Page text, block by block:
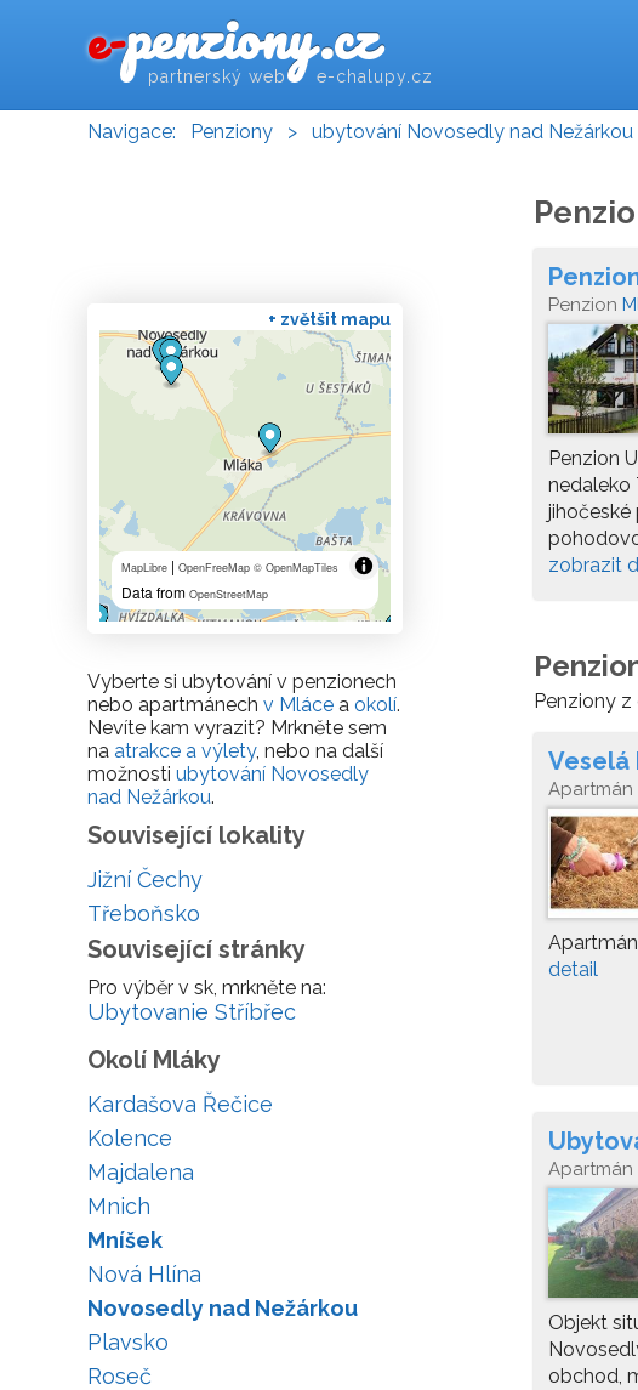
e-penziony.cz
partnerský web e-chalupy.cz
Navigace: Penziony > ubytování Novosedly nad Nežárkou
Penzion
Nežárkou
Penzion
nedaleko
zobrazit
Penziony
Veselá
Apartmán
detail
Apartmán
Objekt
obchod,
+ zvětšit mapu
MapLibre | OpenFreeMap © OpenMapTiles
Data from OpenStreetMap
Vyberte si ubytování v penzionech
nebo apartmánech v Mláce a okolí.
Nevíte kam vyrazit? Mrkněte sem
na atrakce a výlety, nebo na další
možnosti ubytování Novosedly
nad Nežárkou.
Související lokality
Jižní Čechy
Třeboňsko
Související stránky
Pro výběr v sk, mrkněte na:
Ubytovanie Stříbřec
Okolí Mláky
Kardašova Řečice
Kolence
Majdalena
Mnich
Mníšek
Nová Hlína
Novosedly nad Nežárkou
Plavsko
Roseč